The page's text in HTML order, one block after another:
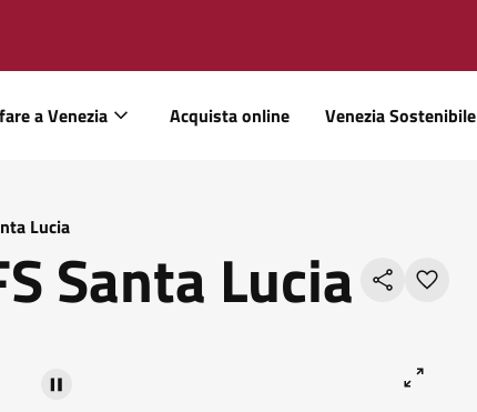
a Venezia Acquista online Venezia Sostenibile
Lucia
Santa Lucia